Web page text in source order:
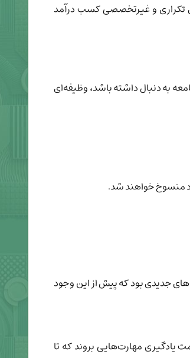
تکراری و غیرتخصصی کسب درآمد
به دنبال داشته باشد، وظیفه‌ای
منسوخ خواهند شد.
جدیدی بود که پیش از این وجود
یادگیری مهارت‌هایی بروند که تا